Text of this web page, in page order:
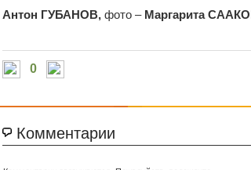
Антон ГУБАНОВ, фото – Маргарита
0
Комментарии